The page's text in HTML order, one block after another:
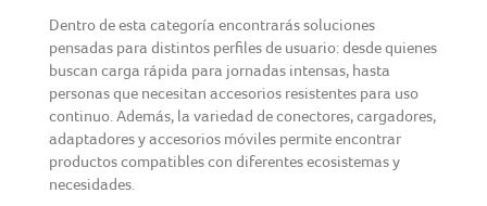
Dentro de esta categoría encontrarás soluciones
pensadas para distintos perfiles de usuario: desde quienes
buscan carga rápida para jornadas intensas, hasta
personas que necesitan accesorios resistentes para uso
continuo. Además, la variedad de conectores, cargadores,
adaptadores y accesorios móviles permite encontrar
productos compatibles con diferentes ecosistemas y
necesidades.